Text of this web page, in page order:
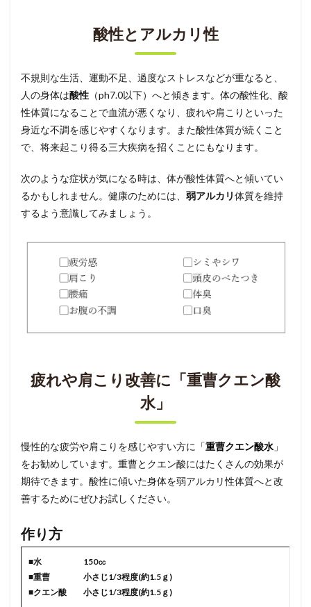
酸性とアルカリ性
不規則な生活、運動不足、過度なストレスなどが重なると、
人の身体は酸性 （ph7.0以下）へと傾きます。体の酸性化、酸
性体質になることで血流が悪くなり、疲れや肩こりといった
身近な不調を感じやすくなります。また酸性体質が続くこと
で、将来起こり得る三大疾病を招くことにもなります。
次のような症状が気になる時は、体が酸性体質へと傾いてい
るかもしれません。健康のためには、 弱アルカリ体質を維持
するよう意識してみましょう。
疲れや肩こり改善に「重曹クエン酸
水」
慢性的な疲労や肩こりを感じやすい方に 「重曹クエン酸水 」
をお勧めしています。重曹とクエン酸にはたくさんの効果が
期待できます。酸性に傾いた身体を弱アルカリ性体質へと改
善するためにぜひお試しください。
作り方
■水 150㏄
■重曹 小さじ1/3程度(約1.5ｇ)
■クエン酸 小さじ1/3程度(約1.5ｇ)